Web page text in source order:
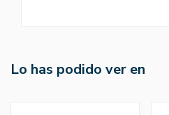
Lo has podido ver en